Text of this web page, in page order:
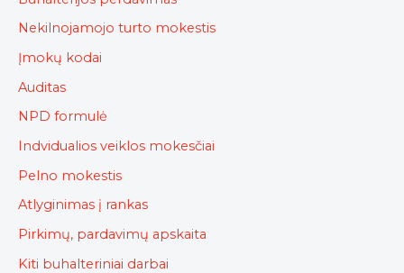
Nekilnojamojo turto mokestis
Įmokų kodai
Auditas
NPD formulė
Indvidualios veiklos mokesčiai
Pelno mokestis
Atlyginimas į rankas
Pirkimų, pardavimų apskaita
Kiti buhalteriniai darbai